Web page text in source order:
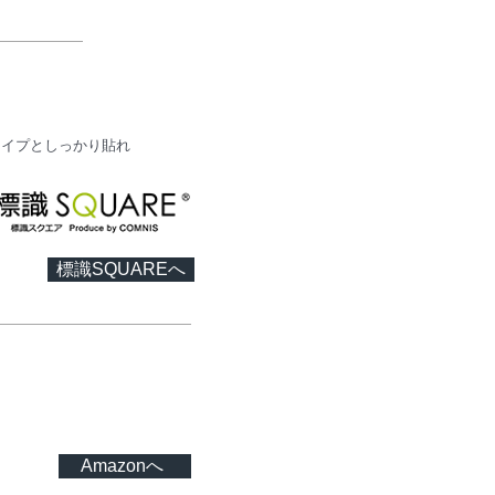
プとしっかり貼れ
標識SQUAREへ
Amazonへ